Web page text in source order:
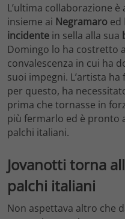
L’ultima collaborazione è
insieme ai Negramaro ed
incidente in sella alla sua
Domingo lo ha costretto
convalescenza in cui ha
suoi impegni. L’artista
per questo, ha
prima che tornasse in
più fermarlo ed è pronto
palchi italiani.
Jovanotti torna
palchi italiani
Non aspettava altro che